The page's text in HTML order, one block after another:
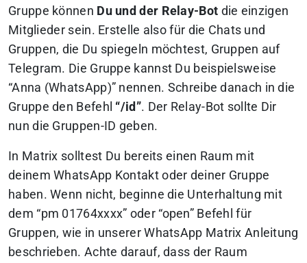
Gruppe können Du und der Relay-Bot die einzigen
Mitglieder sein. Erstelle also für die Chats und
Gruppen, die Du spiegeln möchtest, Gruppen auf
Telegram. Die Gruppe kannst Du beispielsweise
“Anna (WhatsApp)” nennen. Schreibe danach in die
Gruppe den Befehl “/id”. Der Relay-Bot sollte Dir
nun die Gruppen-ID geben.
In Matrix solltest Du bereits einen Raum mit
deinem WhatsApp Kontakt oder deiner Gruppe
haben. Wenn nicht, beginne die Unterhaltung mit
dem “pm 01764xxxx” oder “open” Befehl für
Gruppen, wie in unserer WhatsApp Matrix Anleitung
beschrieben. Achte darauf, dass der Raum